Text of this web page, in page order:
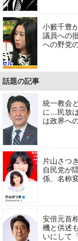
小籔千豊
議員への
への野党
話題の記事
統一教会
に…民放
は政界へ
片山さつ
自民党が
係、名称
安倍元首
機と供述
いにして